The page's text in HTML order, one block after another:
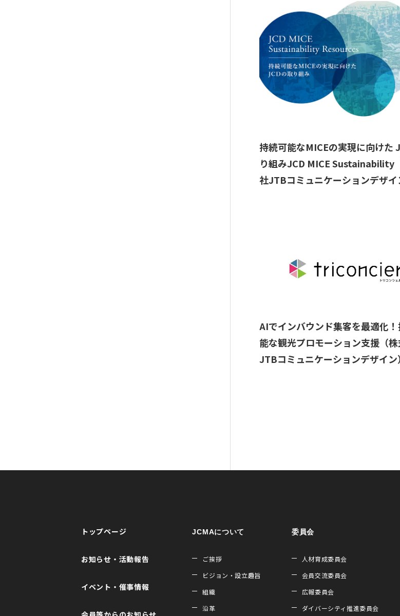
持続可能なMICEの実現に向けた
り組みJCD MICE Sustainability
社JTBコミュニケーションデザイ
AIでインバウンド集客を最適化
能な観光プロモーション支援（
JTBコミュニケーションデザイン）
トップページ
お知らせ・活動報告
イベント・催事情報
JCMAについて
ご挨拶
ビジョン・設立趣旨
組織
沿革
委員会
人材育成委員会
会員交流委員会
広報委員会
ダイバーシティ推進委員会